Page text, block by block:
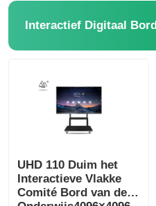
Interactief Digitaal Bord
UHD 110 Duim het
Interactieve Vlakke
Comité Bord van de